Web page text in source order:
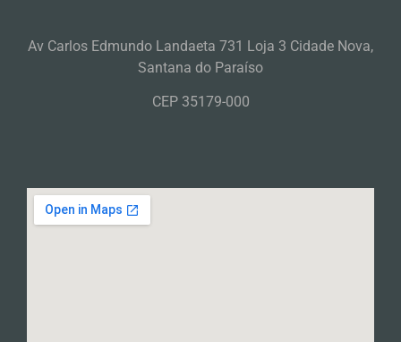
Av Carlos Edmundo Landaeta 731 Loja 3 Cidade Nova,
Santana do Paraíso
CEP 35179-000